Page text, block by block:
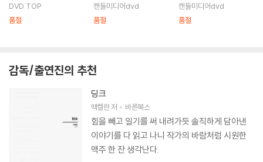
DVD TOP
품절
캔들미디어dvd
품절
캔들미디어dvd
품절
감독/출연진의 추천
딩크
맥켈란저 바른북스
힘을 빼고 일기를 써 내려가듯 솔직하게 담아낸
이야기를 다 읽고 나니 작가의 바람처럼 시원한
맥주 한 잔 생각난다.